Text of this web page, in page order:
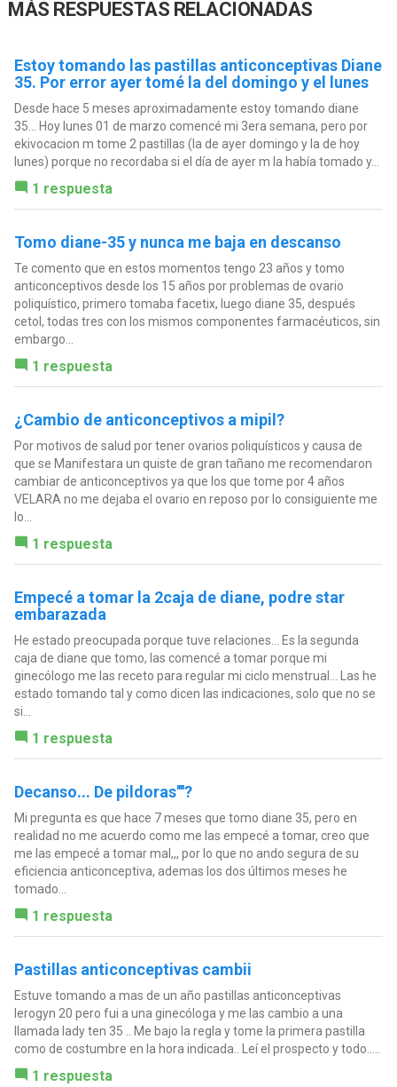
MÁS RESPUESTAS RELACIONADAS
Estoy tomando las pastillas anticonceptivas Diane
35. Por error ayer tomé la del domingo y el lunes
Desde hace 5 meses aproximadamente estoy tomando diane
35... Hoy lunes 01 de marzo comencé mi 3era semana, pero por
ekivocacion m tome 2 pastillas (la de ayer domingo y la de hoy
lunes) porque no recordaba si el día de ayer m la había tomado y...
1 respuesta
Tomo diane-35 y nunca me baja en descanso
Te comento que en estos momentos tengo 23 años y tomo
anticonceptivos desde los 15 años por problemas de ovario
poliquístico, primero tomaba facetix, luego diane 35, después
cetol, todas tres con los mismos componentes farmacéuticos, sin
embargo...
1 respuesta
¿Cambio de anticonceptivos a mipil?
Por motivos de salud por tener ovarios poliquísticos y causa de
que se Manifestara un quiste de gran tañano me recomendaron
cambiar de anticonceptivos ya que los que tome por 4 años
VELARA no me dejaba el ovario en reposo por lo consiguiente me
lo...
1 respuesta
Empecé a tomar la 2caja de diane, podre star
embarazada
He estado preocupada porque tuve relaciones... Es la segunda
caja de diane que tomo, las comencé a tomar porque mi
ginecólogo me las receto para regular mi ciclo menstrual... Las he
estado tomando tal y como dicen las indicaciones, solo que no se
si...
1 respuesta
Decanso... De pildoras''''?
Mi pregunta es que hace 7 meses que tomo diane 35, pero en
realidad no me acuerdo como me las empecé a tomar, creo que
me las empecé a tomar mal,,, por lo que no ando segura de su
eficiencia anticonceptiva, ademas los dos últimos meses he
tomado...
1 respuesta
Pastillas anticonceptivas cambii
Estuve tomando a mas de un año pastillas anticonceptivas
lerogyn 20 pero fui a una ginecóloga y me las cambio a una
llamada lady ten 35 .. Me bajo la regla y tome la primera pastilla
como de costumbre en la hora indicada.. Leí el prospecto y todo.....
1 respuesta